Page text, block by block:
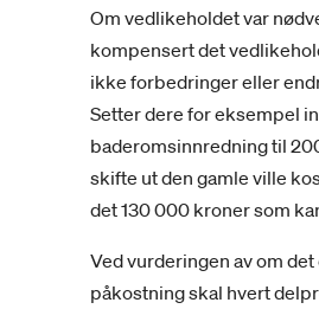
Om vedlikeholdet var
kompensert det
ikke forbedringer eller
Setter dere for eksempel
baderomsinnredning til
skifte ut den gamle ville
det 130 000 kroner som
Ved vurderingen av om
påkostning skal hvert